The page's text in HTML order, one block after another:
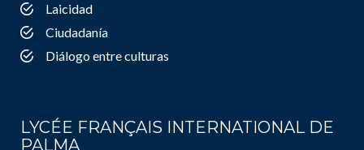
Laicidad
Ciudadanía
Diálogo entre culturas
LYCÉE FRANÇAIS INTERNATIONAL DE
PALMA